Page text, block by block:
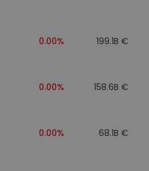
0.00% 199.1B €
0.00% 158.6B €
0.00% 68.1B €